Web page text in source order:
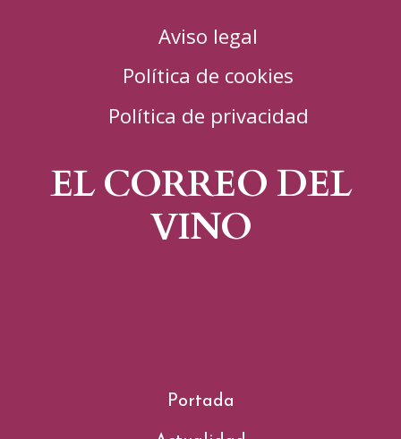
Aviso legal
Política de cookies
Política de privacidad
EL CORREO DEL
VINO
Portada